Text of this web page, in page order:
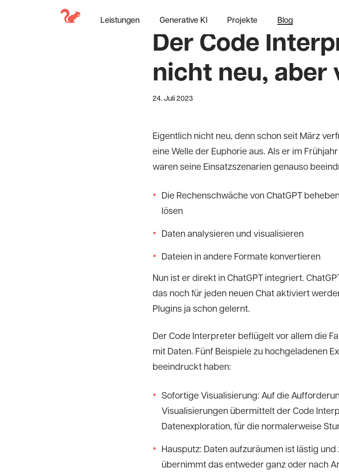
Leistungen Generative KI Projekte Blog
Der Code
nicht neu, aber
24. Juli 2023
Eigentlich nicht neu, denn schon seit März
eine Welle der Euphorie aus. Als er im
waren seine Einsatzszenarien genauso
Die Rechenschwäche von ChatGPT
lösen
Daten analysieren und visualisieren
Dateien in andere Formate konvertieren
Nun ist er direkt in ChatGPT integriert.
das noch für jeden neuen Chat aktiviert
Plugins ja schon gelernt.
Der Code Interpreter beflügelt vor allem die
mit Daten. Fünf Beispiele zu hochgeladenen
beeindruckt haben:
Sofortige Visualisierung: Auf die
Visualisierungen übermittelt der Code
Datenexploration, für die normalerweise
Hausputz: Daten aufzuräumen ist lästig
übernimmt das entweder ganz oder nach